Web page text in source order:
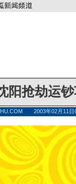
阳抢劫运
2003年02月11